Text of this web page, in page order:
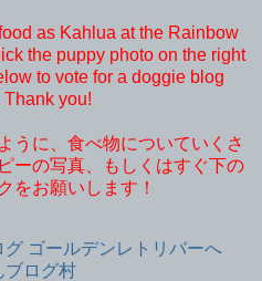
as Kahlua at the Rainbow
the puppy photo on the right
to vote for a doggie blog
Thank you!
うに、食べ物についていくさ
ーの写真、もしくはすぐ下の
をお願いします！
ブログ村